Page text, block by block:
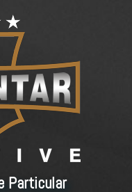
Particular